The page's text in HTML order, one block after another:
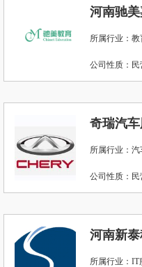
河南驰
所属行业：
公司性质
奇瑞汽
所属行业：
公司性质
河南新
所属行业：IT